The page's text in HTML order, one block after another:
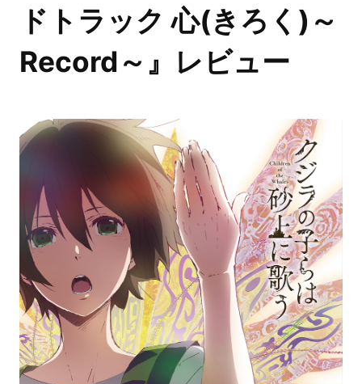
ドトラック 心(きろく)～
Record～』レビュー